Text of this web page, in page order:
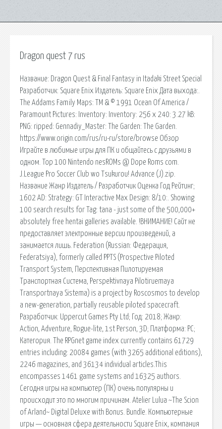
Dragon quest 7 rus
Название: Dragon Quest & Final Fantasy in Itadaki Street Special
Разработчик: Square Enix Издатель: Square Enix Дата выхода:.
The Addams Family Maps: TM & © 1991 Ocean Of America /
Paramount Pictures: Inventory: Inventory: 256 x 240: 3.27 kB:
PNG: ripped: Gennadiy_Master: The Garden: The Garden.
https://www.origin.com/rus/ru-ru/store/browse Обзор
Играйте в любимые игры для ПК и общайтесь с друзьями в
одном. Top 100 Nintendo nesROMs @ Dope Roms com.
J.League Pro Soccer Club wo Tsukurou! Advance (J).zip.
Название Жанр Издатель / Разработчик Оценка Год Рейтинг;
1602 AD: Strategy: GT Interactive Max Design: 8/10:. Showing
100 search results for Tag: tana - just some of the 500,000+
absolutely free hentai galleries available. !ВНИМАНИЕ! Сайт не
предоставляет электронные версии произведений, а
занимается лишь. Federation (Russian: Федерация,
Federatsiya), formerly called PPTS (Prospective Piloted
Transport System, Перспективная Пилотируемая
Транспортная Система, Perspektivnaya Pilotiruemaya
Transportnaya Sistema) is a project by Roscosmos to develop
a new-generation, partially reusable piloted spacecraft.
Разработчик: Uppercut Games Pty Ltd; Год: 2018; Жанр:
Action, Adventure, Rogue-lite, 1st Person, 3D; Платформа: PC;
Категория. The RPGnet game index currently contains 61729
entries including: 20084 games (with 3265 additional editions),
2246 magazines, and 36134 individual articles.This
encompasses 1461 game systems and 16325 authors.
Сегодня игры на компьютер (ПК) очень популярны и
происходит это по многим причинам. Atelier Lulua ~The Scion
of Arland~ Digital Deluxe with Bonus. Bundle. Компьютерные
игры — основная сфера деятельности Square Enix, компания